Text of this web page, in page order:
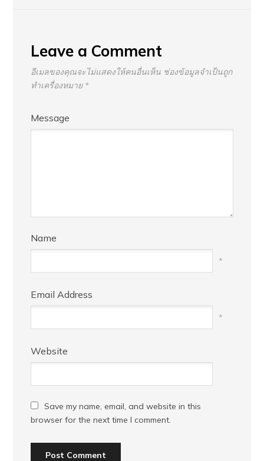
Leave a Comment
อีเมลของคุณจะไม่แสดงให้คนอื่นเห็น ช่องข้อมูลจำเป็นถูก
ทำเครื่องหมาย *
Message
Name
*
Email Address
*
Website
Save my name, email, and website in this
browser for the next time I comment.